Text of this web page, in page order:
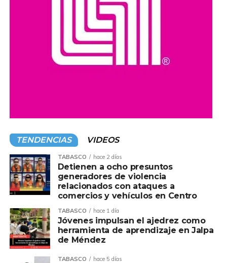
TENDENCIAS VIDEOS
TABASCO hace 2 días
Detienen a ocho presuntos
generadores de violencia
relacionados con ataques a
comercios y vehículos en Centro
TABASCO hace 1 día
Jóvenes impulsan el ajedrez como
herramienta de aprendizaje en Jalpa
de Méndez
TABASCO hace 5 días